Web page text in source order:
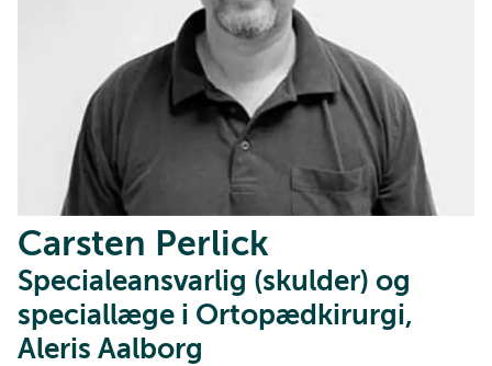
Carsten Perlick
Specialeansvarlig (skulder) og
speciallæge i Ortopædkirurgi,
Aleris Aalborg